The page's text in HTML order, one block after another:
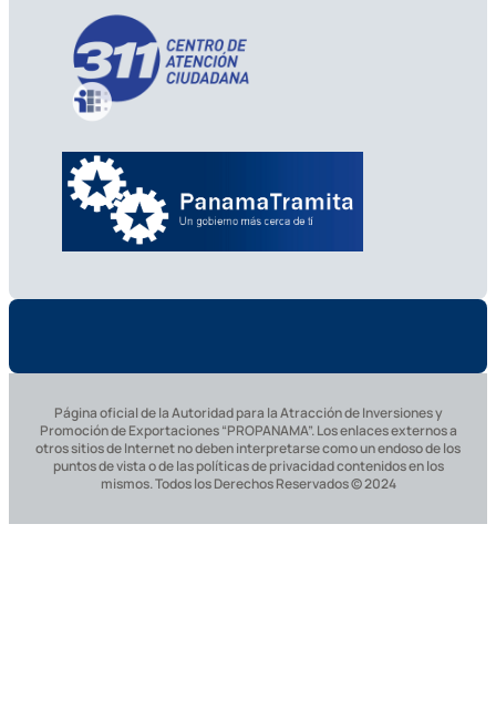
Página oficial de la Autoridad para la Atracción de Inversiones y
Promoción de Exportaciones “PROPANAMA”. Los enlaces externos a
otros sitios de Internet no deben interpretarse como un endoso de los
puntos de vista o de las políticas de privacidad contenidos en los
mismos. Todos los Derechos Reservados © 2024